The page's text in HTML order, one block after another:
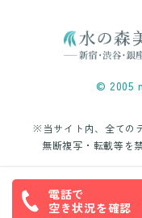
© 2005
※当サイト内、全ての
無断複写・転載等を
電話で
空き状況を確認